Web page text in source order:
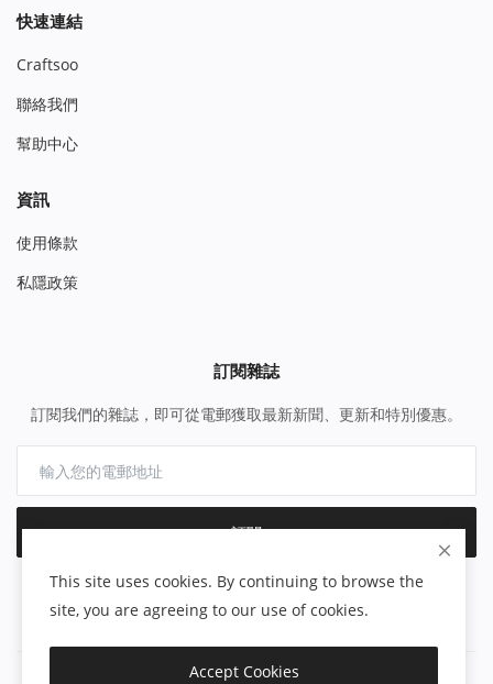
快速連結
Craftsoo
聯絡我們
幫助中心
資訊
使用條款
私隱政策
訂閱雜誌
訂閱我們的雜誌，即可從電郵獲取最新新聞、更新和特別優惠。
訂閱
This site uses cookies. By continuing to browse the
site, you are agreeing to our use of cookies.
Accept Cookies